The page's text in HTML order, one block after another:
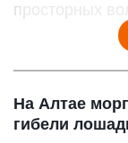
просторных
На Алтае
гибели